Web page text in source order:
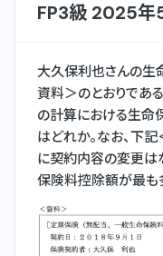
FP3級 2025年
大久保利也さんの
資料＞のとおりであ
の計算における生命
はどれか。なお、下
に契約内容の変更は
保険料控除額が最も